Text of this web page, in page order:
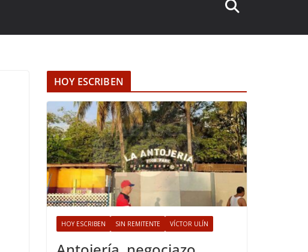
HOY ESCRIBEN
HOY ESCRIBEN SIN REMITENTE VÍCTOR ULÍN